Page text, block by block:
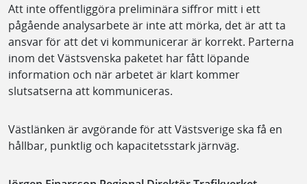
Att inte offentliggöra preliminära siffror mitt i ett
pågående analysarbete är inte att mörka, det är att ta
ansvar för att det vi kommunicerar är korrekt. Parterna
inom det Västsvenska paketet har fått löpande
information och när arbetet är klart kommer
slutsatserna att kommuniceras.
Västlänken är avgörande för att Västsverige ska få en
hållbar, punktlig och kapacitetsstark järnväg.